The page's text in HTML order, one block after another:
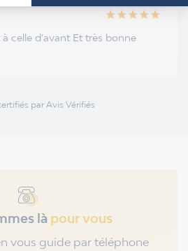
star star star star star
celle d’avant Et très bonne
par Avis Vérifiés
là pour vous
vous guide par téléphone